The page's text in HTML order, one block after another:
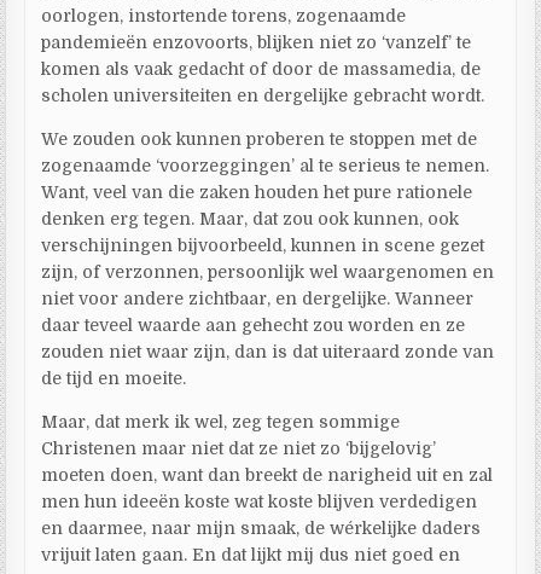
oorlogen, instortende torens, zogenaamde
pandemieën enzovoorts, blijken niet zo ‘vanzelf’ te
komen als vaak gedacht of door de massamedia, de
scholen universiteiten en dergelijke gebracht wordt.
We zouden ook kunnen proberen te stoppen met de
zogenaamde ‘voorzeggingen’ al te serieus te nemen.
Want, veel van die zaken houden het pure rationele
denken erg tegen. Maar, dat zou ook kunnen, ook
verschijningen bijvoorbeeld, kunnen in scene gezet
zijn, of verzonnen, persoonlijk wel waargenomen en
niet voor andere zichtbaar, en dergelijke. Wanneer
daar teveel waarde aan gehecht zou worden en ze
zouden niet waar zijn, dan is dat uiteraard zonde van
de tijd en moeite.
Maar, dat merk ik wel, zeg tegen sommige
Christenen maar niet dat ze niet zo ‘bijgelovig’
moeten doen, want dan breekt de narigheid uit en zal
men hun ideeën koste wat koste blijven verdedigen
en daarmee, naar mijn smaak, de wérkelijke daders
vrijuit laten gaan. En dat lijkt mij dus niet goed en